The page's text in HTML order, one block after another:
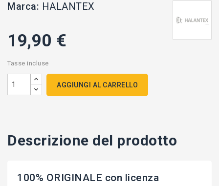
Marca: HALANTEX
19,90 €
Tasse incluse
AGGIUNGI AL CARRELLO
Descrizione del prodotto
100% ORIGINALE con licenza